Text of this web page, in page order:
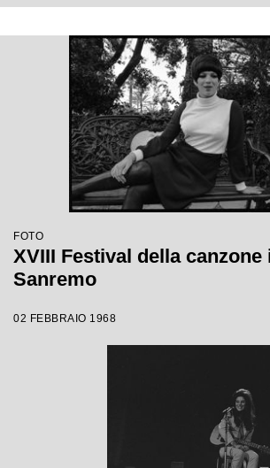
FOTO
XVIII Festival della canzone
Sanremo
02 FEBBRAIO 1968